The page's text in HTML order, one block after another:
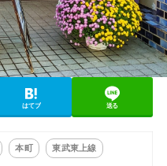
はてブ 送る
本町 東武東上線